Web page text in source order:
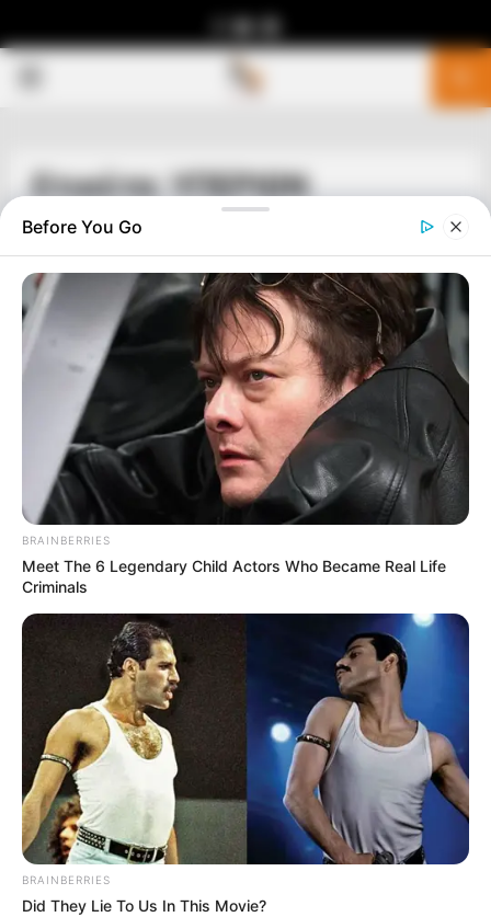
Ετικέτα: ΥΠΕΡΙΩΝ
ΥΓΕΙΑ
Περί mRNA …
αλλά και η έξοδος από αυτό στο φως της Αλήθειας και μιας
ελεύθερης ζωής δίχως...
ΚΟΙΝΩΝΙΚΑ ΔΙΚΤΥΑ
FACEBOOK ΑΡΈΣΕΙ
YOUTUBE
Before You Go
BRAINBERRIES
Meet The 6 Legendary Child Actors Who Became Real Life
Criminals
BRAINBERRIES
Did They Lie To Us In This Movie?